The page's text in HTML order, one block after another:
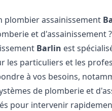
plombier assainissement
et d'assainissement
Barlin est
les particuliers et les
à vos besoins,
de plomberie et
pour intervenir